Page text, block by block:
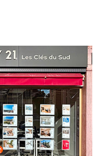
Clés du Sud
Doumer
- 06110
message
à l'agence